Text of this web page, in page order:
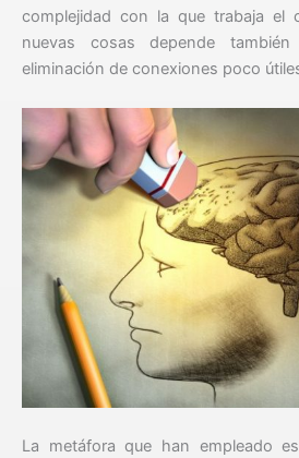
complejidad con la que trabaja el
nuevas cosas depende
eliminación de conexiones poco
La metáfora que han empleado